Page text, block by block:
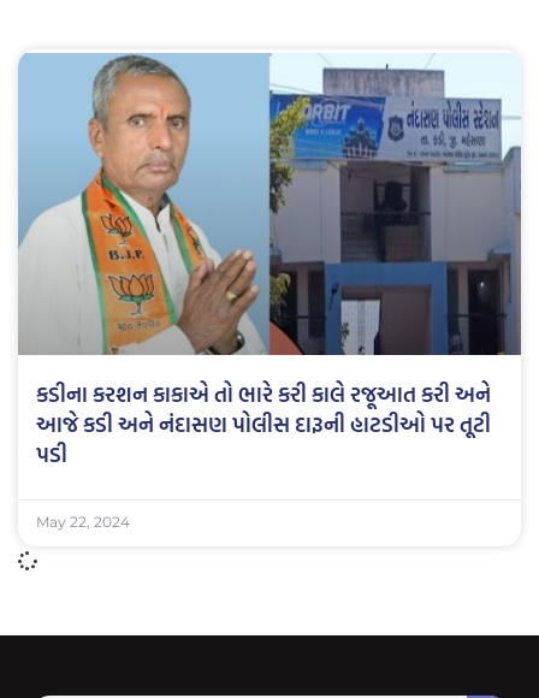
કડીના કરશન કાકાએ તો ભારે કરી કાલે રજૂઆત કરી અને
આજે કડી અને નંદાસણ પોલીસ દારૂની હાટડીઓ પર તૂટી
પડી
May 22, 2024